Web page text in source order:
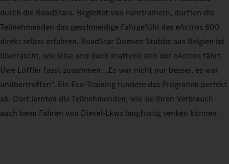
durch die RoadStars. Begleitet von Fahrtrainern, durften die
Teilnehmenden das geschmeidige Fahrgefühl des eActros 600
direkt selbst erfahren. RoadStar Domien Stubbe aus Belgien ist
überrascht, wie leise und doch kraftvoll sich der eActros fährt.
Uwe Löffler fasst zusammen: „Es war nicht nur besser, es war
unübertroffen“. Ein Eco-Training rundete das Programm perfekt
ab. Dort lernten die Teilnehmenden, wie sie ihren Verbrauch
auch beim Fahren von Diesel-Lkws langfristig senken können.